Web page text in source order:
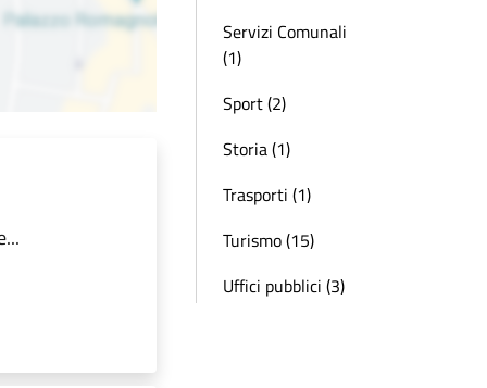
Servizi Comunali
(1)
Sport (2)
Storia (1)
Trasporti (1)
Turismo (15)
Uffici pubblici (3)